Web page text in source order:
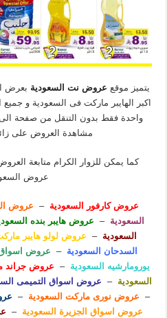
يتميز موقع عروض نت السعوديةبعرض
اكبر الهايبر ماركت فى السعودية و
واحدة فقط بدون التنقل من صفحة
مشاهدة العروض على
كما يمكن للزوار الكرام متابعة
عروض
عروض كارفور السعودية – عروض
السعودية – عروض هايبر بنده
السعودية – عروض لولو هايبر
السدحان السعودية – عروض اسواق
يورومارشيه السعودية – عروض جراند
السعودية – عروض اسواق التميمى
–
عروض نورى ماركت السعودية –
عروض اسواق الجزيرة السعودية –